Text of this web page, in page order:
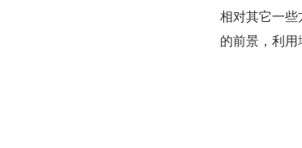
相对其它一些
的前景，利用